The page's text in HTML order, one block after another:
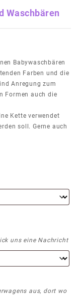
Waschbären
Babywaschbären
Farben und die
Anregung zum
Formen auch die
Kette verwendet
soll. Gerne auch
uns eine Nachricht
aus, dort wo